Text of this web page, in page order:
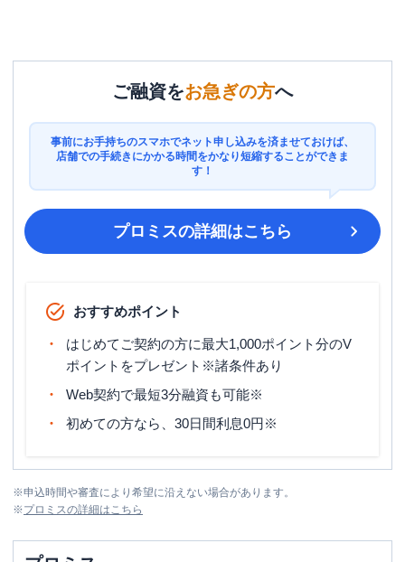
ご融資をお急ぎの方へ
事前にお手持ちのスマホでネット申し込みを済ませておけば、
店舗での手続きにかかる時間をかなり短縮することができま
す！
プロミスの詳細はこちら
おすすめポイント
はじめてご契約の方に最大1,000ポイント分のV
ポイントをプレゼント※諸条件あり
Web契約で最短3分融資も可能※
初めての方なら、30日間利息0円※
※申込時間や審査により希望に沿えない場合があります。
※プロミスの詳細はこちら